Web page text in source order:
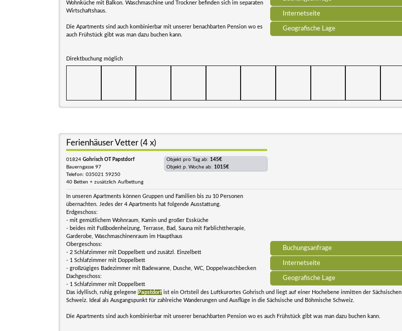
Internetseite
Geografische Lage
Wohnküche mit Balkon. Waschmaschine und Trockner befinden sich im separaten
Wirtschaftshaus.
Die Apartments sind auch kombinierbar mit unserer benachbarten Pension wo es
auch Frühstück gibt was man dazu buchen kann.
Direktbuchung möglich
Buchungsanfrage
Internetseite
Geografische Lage
Ferienhäuser Vetter (4 x)
01824 Gohrisch OT Papstdorf
Bauerngasse 97
Telefon: 035021 59250
40 Betten + zusätzlich Aufbettung
Objekt pro Tag ab: 145€
Objekt p. Woche ab: 1015€
In unseren Apartments können Gruppen und Familien bis zu 10 Personen
übernachten. Jedes der 4 Apartments hat folgende Ausstattung.
Erdgeschoss:
- mit gemütlichem Wohnraum, Kamin und großer Essküche
- beides mit Fußbodenheizung, Terrasse, Bad, Sauna mit Farblichttherapie,
Garderobe, Waschmaschinenraum im Haupthaus
Obergeschoss:
- 2 Schlafzimmer mit Doppelbett und zusätzl. Einzelbett
- 1 Schlafzimmer mit Doppelbett
- großzügiges Badezimmer mit Badewanne, Dusche, WC, Doppelwaschbecken
Dachgeschoss:
- 1 Schlafzimmer mit Doppelbett
Das idyllisch, ruhig gelegene Papstdorf ist ein Ortsteil des Luftkurortes Gohrisch und liegt auf einer Hochebene inmitten der Sächsischen
Schweiz. Ideal als Ausgangspunkt für zahlreiche Wanderungen und Ausflüge in die Sächsische und Böhmische Schweiz.
Die Apartments sind auch kombinierbar mit unserer benachbarten Pension wo es auch Frühstück gibt was man dazu buchen kann.